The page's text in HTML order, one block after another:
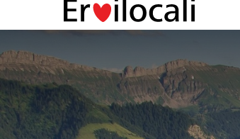
Sostenere Aiuto &
Trova progetti e organizzazioni